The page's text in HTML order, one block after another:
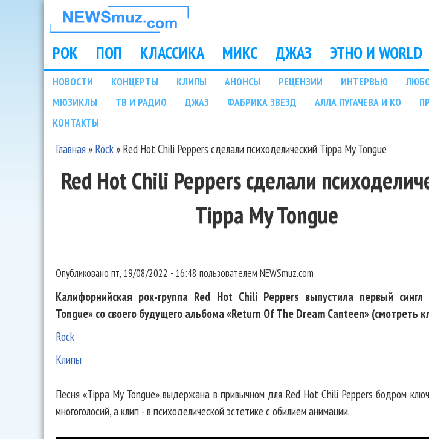
НОВОСТИ
МУЗЫКИ И
ШОУ БИЗНЕСА
NEWSMUZ.COM
Main menu
РОК ПОП КЛАССИКА МИКС ДЖАЗ ЭТНО И WORLD
Подразделы
НОВОСТИ КОНЦЕРТЫ КЛИПЫ АНОНСЫ РЕЦЕНЗИИ ИНТЕРВЬЮ
МЮЗИКЛЫ
ТВ И РАДИО ДЖАЗ ФАБРИКА ЗВЕЗД АЛЛА ПУГАЧЕВА И КО
КОНТАКТЫ
Главная» Rock» Red Hot Chili Peppers сделали психоделический Tippa My Tongue
Red Hot Chili Peppers сделали
Tippa My Tongue
Опубликовано пт, 19/08/2022 - 16:48 пользователем NEWSmuz.com
Калифорнийская рок-группа Red Hot Chili Peppers выпустила первый
Tongue» со своего будущего альбома «Return Of The Dream Canteen» (смотреть
Rock
Клипы
Песня «Tippa My Tongue» выдержана в привычном для Red Hot Chili Peppers бодром
многоголосий, а клип - в психоделической эстетике с обилием анимации.